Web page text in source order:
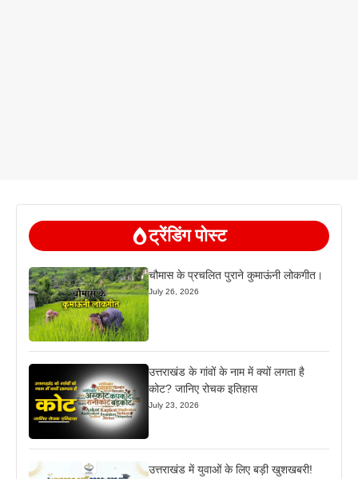
ट्रेंडिंग पोस्ट
चौमास के प्रचलित पुराने कुमाऊंनी लोकगीत।
July 26, 2026
उत्तराखंड के गांवों के नाम में क्यों लगता है
कोट? जानिए रोचक इतिहास
July 23, 2026
उत्तराखंड में युवाओं के लिए बड़ी खुशखबरी!